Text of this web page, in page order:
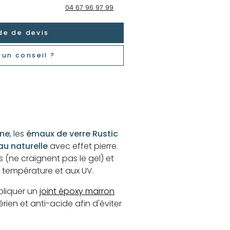
04 67 96 97 99
de devis
conseil ?
, les émaux de verre Rustic
naturelleavec effet pierre.
(ne craignent pas le gel) et
et aux UV.
un joint époxy marron
et anti-acide afin d'éviter